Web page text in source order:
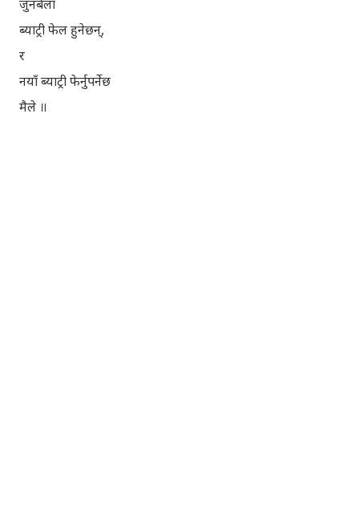
जुनबेला
ब्याट्री फेल हुनेछन्,
र
नयाँ ब्याट्री फेर्नुपर्नेछ
मैले ॥